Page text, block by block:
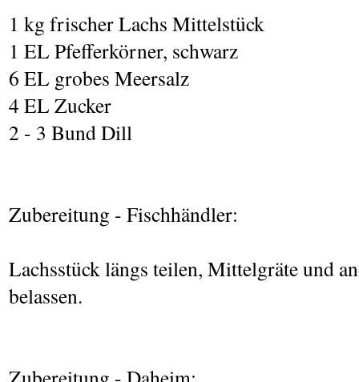
1 kg frischer Lachs Mittelstück
1 EL Pfefferkörner, schwarz
6 EL grobes Meersalz
4 EL Zucker
2 - 3 Bund Dill
Zubereitung - Fischhändler:
Lachsstück längs teilen, Mittelgräte und
belassen.